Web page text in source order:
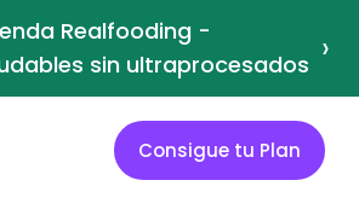
Realfooding -
sin ultraprocesados ›
Consigue tu Plan